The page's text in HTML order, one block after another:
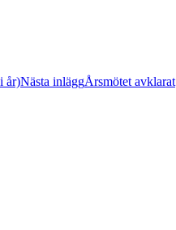
år)Nästa inläggÅrsmötet avklarat